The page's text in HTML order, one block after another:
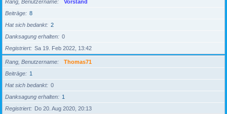
Rang, Benutzername
Vorstand
Beiträge
8
Hat sich bedankt
2
Danksagung erhalten
0
Registriert
Sa 19. Feb 2022, 13:42
Rang, Benutzername
Thomas71
Beiträge
1
Hat sich bedankt
0
Danksagung erhalten
1
Registriert
Do 20. Aug 2020, 20:13